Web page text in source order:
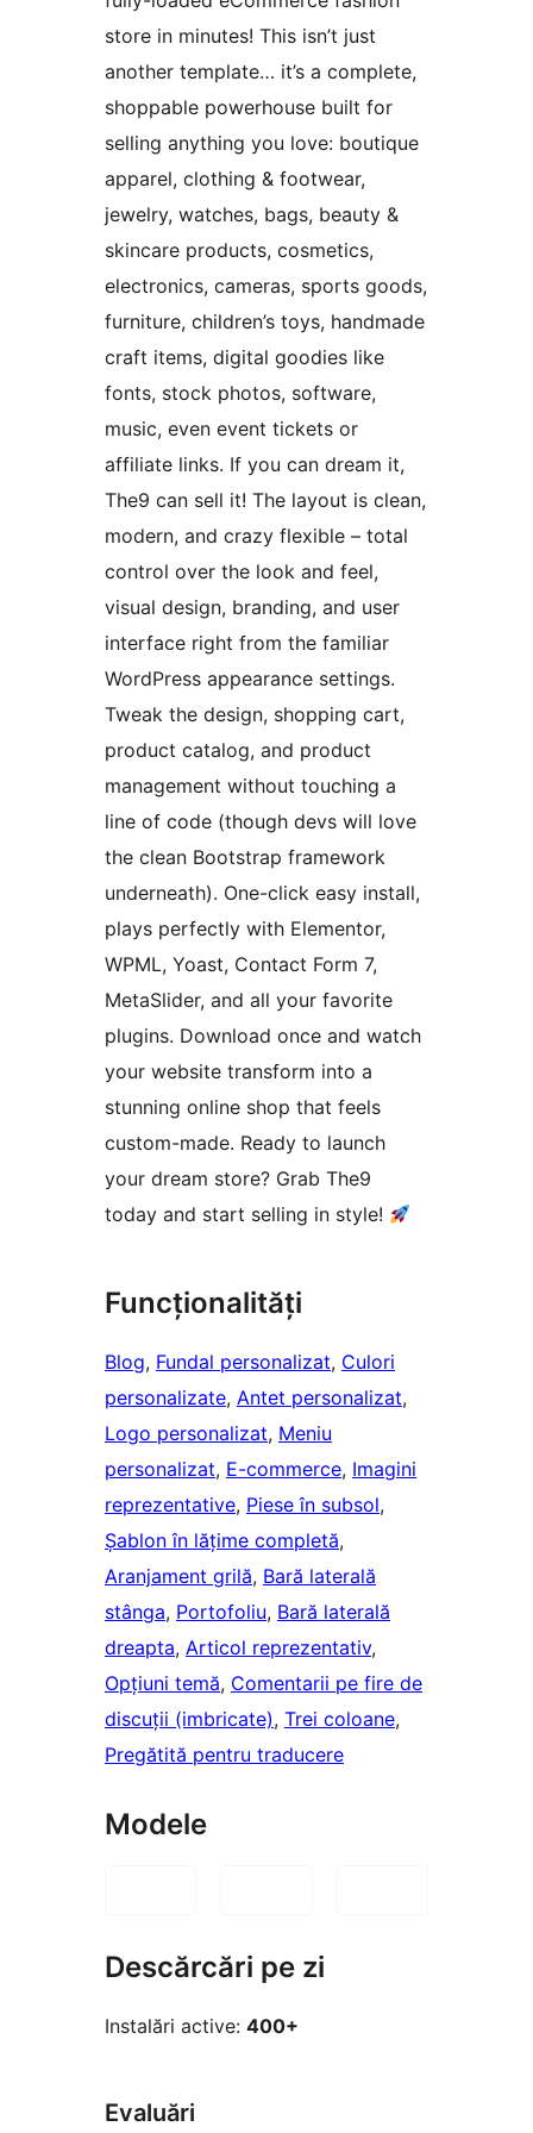
store in minutes! This isn’t just
another template… it’s a complete,
shoppable powerhouse built for
selling anything you love: boutique
apparel, clothing & footwear,
jewelry, watches, bags, beauty &
skincare products, cosmetics,
electronics, cameras, sports goods,
furniture, children’s toys, handmade
craft items, digital goodies like
fonts, stock photos, software,
music, even event tickets or
affiliate links. If you can dream it,
The9 can sell it! The layout is clean,
modern, and crazy flexible – total
control over the look and feel,
visual design, branding, and user
interface right from the familiar
WordPress appearance settings.
Tweak the design, shopping cart,
product catalog, and product
management without touching a
line of code (though devs will love
the clean Bootstrap framework
underneath). One-click easy install,
plays perfectly with Elementor,
WPML, Yoast, Contact Form 7,
MetaSlider, and all your favorite
plugins. Download once and watch
your website transform into a
stunning online shop that feels
custom-made. Ready to launch
your dream store? Grab The9
today and start selling in style!
Funcționalități
Blog, Fundal personalizat, Culori
personalizate, Antet personalizat
Logo personalizat, Meniu
personalizat, E-commerce, Imagini
reprezentative, Piese în subsol
Șablon în lățime completă
Aranjament grilă, Bară laterală
stânga, Portofoliu, Bară laterală
dreapta, Articol reprezentativ
Opțiuni temă, Comentarii pe fire de
discuții (imbricate), Trei coloane
Pregătită pentru traducere
Modele
Descărcări pe zi
Instalări active: 400+
Evaluări